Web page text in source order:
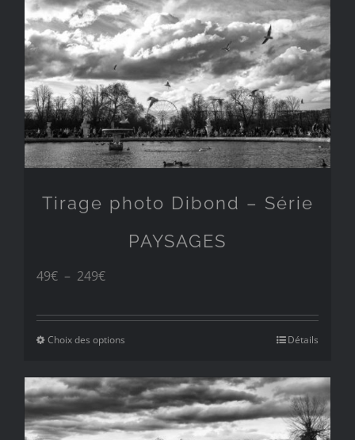
249€
Tirage photo Dibond – Série
PAYSAGES
49€ – 249€Plage
prix :
à
249€
Choix des options Détails